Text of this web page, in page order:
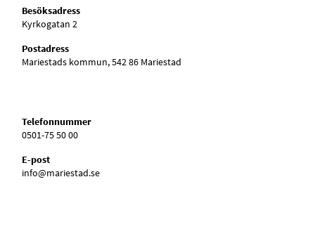
Besöksadress
Kyrkogatan 2
Postadress
Mariestads kommun, 542 86 Mariestad
Telefonnummer
0501-75 50 00
E-post
info@mariestad.se